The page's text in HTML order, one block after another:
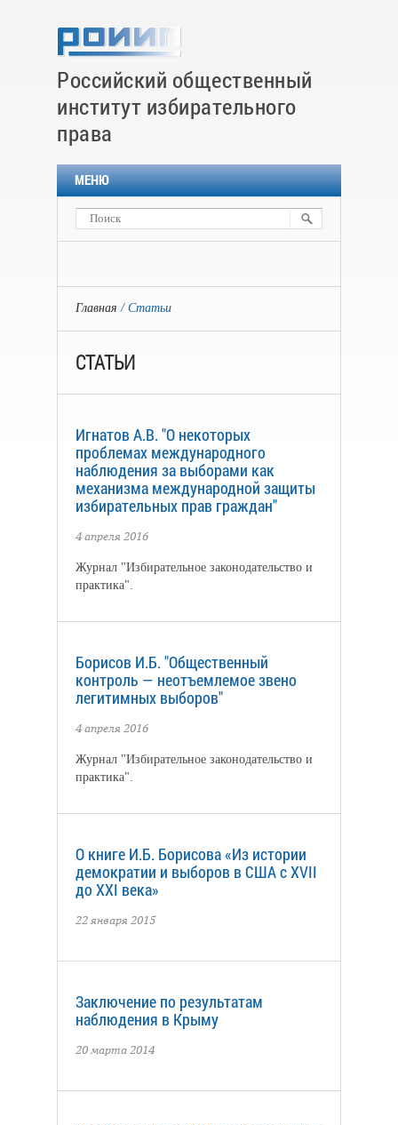
Российский общественный
институт избирательного
права
МЕНЮ
Главная Статьи
СТАТЬИ
Игнатов А.В. "О некоторых
проблемах международного
наблюдения за выборами как
механизма международной защиты
избирательных прав граждан"
4 апреля 2016
Журнал "Избирательное законодательство и
практика".
Борисов И.Б. "Общественный
контроль — неотъемлемое звено
легитимных выборов"
4 апреля 2016
Журнал "Избирательное законодательство и
практика".
О книге И.Б. Борисова «Из истории
демократии и выборов в США с XVII
до XXI века»
22 января 2015
Заключение по результатам
наблюдения в Крыму
20 марта 2014